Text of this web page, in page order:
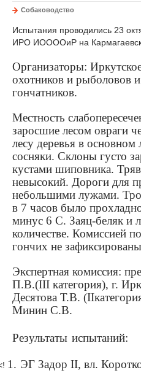
Собаководство
Испытания проводились 23
ИРО ИООООиР на
Организаторы:
охотников и рыболовов
гончатников.
Местность
заросшие лесом овраги
лесу деревья в основном
сосняки. Склоны густо
кустами шиповника.
невысокий. Дороги для
небольшими лужами.
в 7 часов было
минус 6 С. Заяц-беляк и
количестве. Комиссией
гончих не
Экспертная комиссия:
П.В.(III категория), г.
Десятова Т.В. (II
Минин С.В.
Результаты испытаний:
1. ЭГ Задор II, вл.